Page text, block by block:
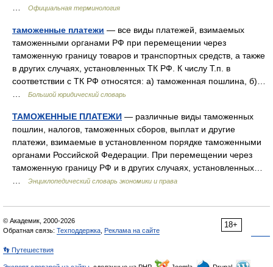
Официальная терминология
таможенные платежи — все виды платежей, взимаемых
таможенными органами РФ при перемещении через
таможенную границу товаров и транспортных средств, а также
в других случаях, установленных ТК РФ. К числу Т.п. в
соответствии с ТК РФ относятся: а) таможенная пошлина, б)…
Большой юридический словарь
ТАМОЖЕННЫЕ ПЛАТЕЖИ — различные виды таможенных
пошлин, налогов, таможенных сборов, выплат и другие
платежи, взимаемые в установленном порядке таможенными
органами Российской Федерации. При перемещении через
таможенную границу РФ и в других случаях, установленных…
Энциклопедический словарь экономики и права
18+
© Академик, 2000-2026
Обратная связь: Техподдержка Реклама на сайте
👣 Путешествия